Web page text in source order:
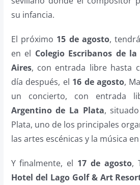
su infancia.
El próximo 15 de agosto,
en el Colegio Escribanos de
Aires, con entrada libre hasta
día después, el 16 de agosto,
un concierto, con entrada
Argentino de La Plata,
Plata, uno de los principales
las artes escénicas y la música
Y finalmente, el 17 de agosto,
Hotel del Lago Golf & Art